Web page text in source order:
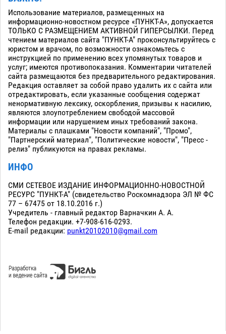
Использование материалов, размещенных на
информационно-новостном ресурсе «ПУНКТ-А», допускается
ТОЛЬКО С РАЗМЕЩЕНИЕМ АКТИВНОЙ ГИПЕРСЫЛКИ. Перед
чтением материалов сайта "ПУНКТ-А" проконсультируйтесь с
юристом и врачом, по возможности ознакомьтесь с
инструкцией по применению всех упомянутых товаров и
услуг; имеются противопоказания. Комментарии читателей
сайта размещаются без предварительного редактирования.
Редакция оставляет за собой право удалить их с сайта или
отредактировать, если указанные сообщения содержат
ненормативную лексику, оскорбления, призывы к насилию,
являются злоупотреблением свободой массовой
информации или нарушением иных требований закона.
Материалы с плашками "Новости компаний", "Промо",
"Партнерский материал", "Политические новости", "Пресс -
релиз" публикуются на правах рекламы.
ИНФО
СМИ СЕТЕВОЕ ИЗДАНИЕ ИНФОРМАЦИОННО-НОВОСТНОЙ
РЕСУРС "ПУНКТ-А" (свидетельство Роскомнадзора ЭЛ № ФС
77 – 67475 от 18.10.2016 г.)
Учредитель - главный редактор Варначкин А. А.
Телефон редакции. +7-908-616-0293.
E-mail редакции: punkt20102010@gmail.com